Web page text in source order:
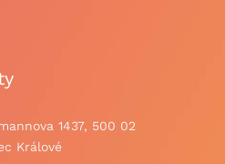
1437, 500 02
Králové